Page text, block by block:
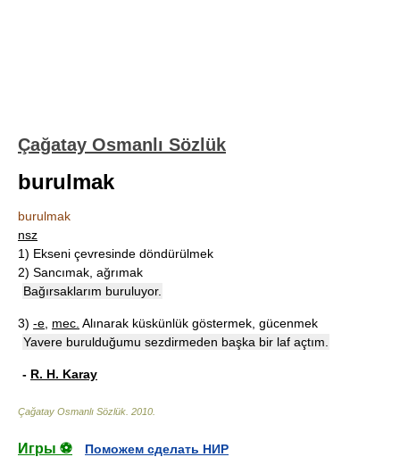
Çağatay Osmanlı Sözlük
burulmak
burulmak
nsz
1) Ekseni çevresinde döndürülmek
2) Sancımak, ağrımak
Bağırsaklarım buruluyor.
3) -e mec. Alınarak küskünlük göstermek, gücenmek
Yavere burulduğumu sezdirmeden başka bir laf açtım.
- R. H. Karay
Çağatay Osmanlı Sözlük 2010
Игры ⚽
Поможем сделать НИР